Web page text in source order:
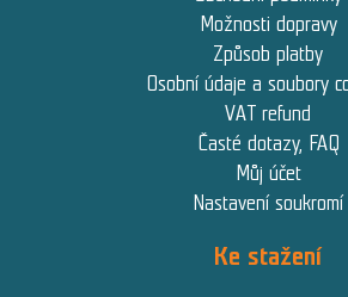
Možnosti dopravy
Způsob platby
Osobní údaje a soubory
VAT refund
Časté dotazy, FAQ
Můj účet
Nastavení soukromí
Ke stažení